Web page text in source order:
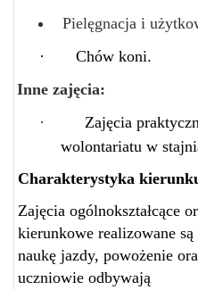
Pielęgnacja i
·
Chów koni.
Inne zajęcia:
·
Zajęcia
wolontariatu w
Charakterystyka
Zajęcia ogólnokształcące
kierunkowe realizowane
naukę jazdy, powożenie
uczniowie odbywają